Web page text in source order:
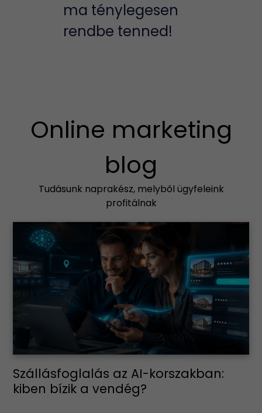
ma ténylegesen
rendbe tenned!
Online marketing
blog
Tudásunk naprakész, melyből ügyfeleink
profitálnak
Szállásfoglalás az AI-korszakban:
kiben bízik a vendég?